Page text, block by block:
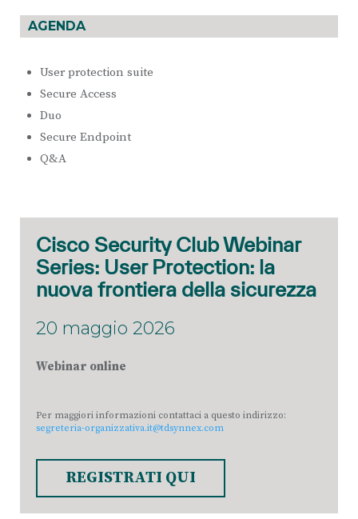
AGENDA
User protection suite
Secure Access
Duo
Secure Endpoint
Q&A
Cisco Security Club Webinar
Series: User Protection: la
nuova frontiera della sicurezza
20 maggio 2026
Webinar online
Per maggiori informazioni contattaci a questo indirizzo:
segreteria-organizzativa.it@tdsynnex.com
REGISTRATI QUI